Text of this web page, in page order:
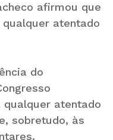
afirmou que
atentado
do
qualquer atentado
sobretudo, às